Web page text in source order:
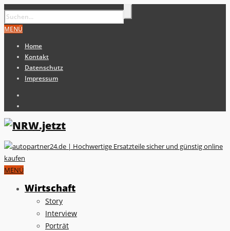
MENÜ
Home
Kontakt
Datenschutz
Impressum
MENÜ
Wirtschaft
Story
Interview
Porträt